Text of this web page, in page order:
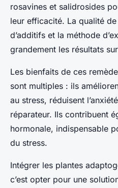
rosavines et salidrosides
leur efficacité. La qualité de
d’additifs et la méthode
grandement les résultats
Les bienfaits de ces
sont multiples : ils
au stress, réduisent
réparateur. Ils contribuent
hormonale, indispensable
du stress.
Intégrer les plantes
c’est opter pour une